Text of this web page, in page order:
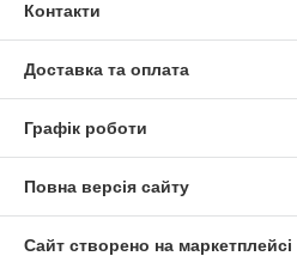
Контакти
Доставка та оплата
Графік роботи
Повна версія сайту
Сайт створено на маркетплейсі